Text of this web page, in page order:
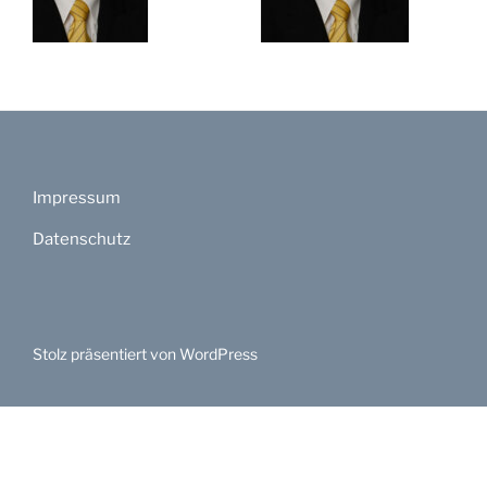
Impressum
Datenschutz
Stolz präsentiert von WordPress